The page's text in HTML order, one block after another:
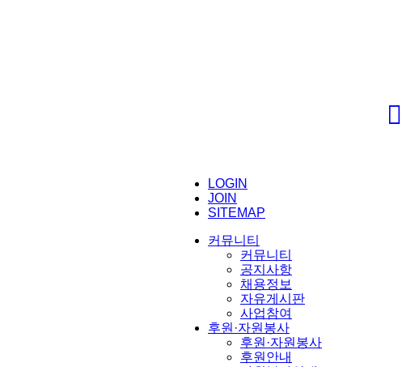
LOGIN
JOIN
SITEMAP
커뮤니티
커뮤니티
공지사항
채용정보
자유게시판
사업참여
후원·자원봉사
후원·자원봉사
후원안내